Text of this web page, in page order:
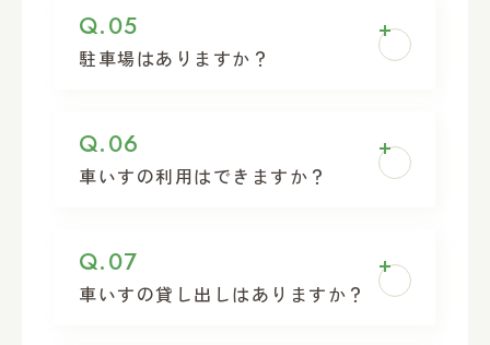
受付は終了しておりますが協議会様側の
ご厚意にて当日”予約なし”でも会場に椅
す。（11月4日更新）
ん高野）まで守谷駅から徒歩30分程度と
なっております。
Q.05
駐車場はありますか？
車場となります。公民館利用者は敷地内
駐車スペースを無料で利用できるようで
※講義だけの参加目的で「守谷慶友病
院」の駐車場はご利用できません。診療
Q.06
車いすの利用はできますか？
ざいます。なお当方スタッフも限られ介
助がおこなえません。介助者の方と来て
Q.07
車いすの貸し出しはありますか？